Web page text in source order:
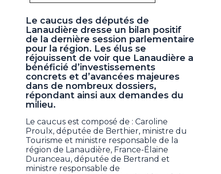
Le caucus des députés de
Lanaudière dresse un bilan positif
de la dernière session parlementaire
pour la région. Les élus se
réjouissent de voir que Lanaudière a
bénéficié d’investissements
concrets et d’avancées majeures
dans de nombreux dossiers,
répondant ainsi aux demandes du
milieu.
Le caucus est composé de : Caroline
Proulx, députée de Berthier, ministre du
Tourisme et ministre responsable de la
région de Lanaudière, France-Élaine
Duranceau, députée de Bertrand et
ministre responsable de